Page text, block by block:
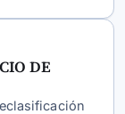
DE